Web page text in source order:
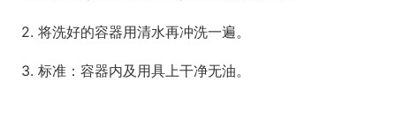
2. 将洗好的容器用清水再冲洗一遍。
3. 标准：容器内及用具上干净无油。